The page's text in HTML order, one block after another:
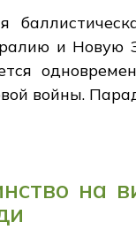
и Новую
войны.
на